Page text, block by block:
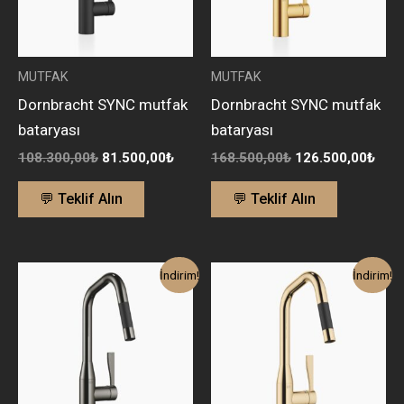
MUTFAK
Dornbracht SYNC mutfak
bataryası
108.300,00₺ 81.500,00₺
💬 Teklif Alın
MUTFAK
Dornbracht SYNC mutfak
bataryası
168.500,00₺ 126.500,00₺
💬 Teklif Alın
İndirim!
Orijinal
fiyat:
120.300,00₺.
Şu
andaki
İndirim!
Orijinal
fiyat:
168.500,00₺.
Şu